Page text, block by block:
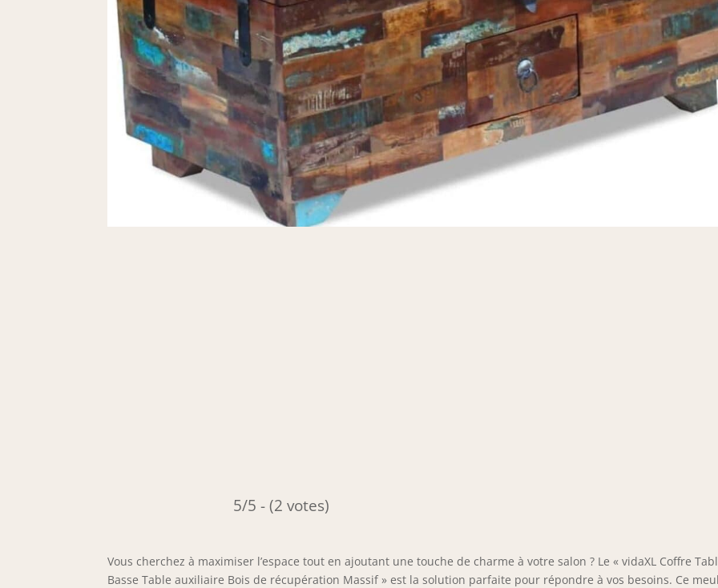
5/5 - (2 votes)
Vous cherchez à maximiser l’espace tout en ajoutant une touche de charme à votre salon ? Le « vidaXL Coffre
Basse Table auxiliaire Bois de récupération Massif » est la solution parfaite pour répondre à vos besoins. Ce